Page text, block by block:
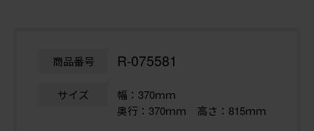
商品番号 R-075581
サイズ
幅：370ｍｍ
奥行：370ｍｍ 高さ：815ｍｍ